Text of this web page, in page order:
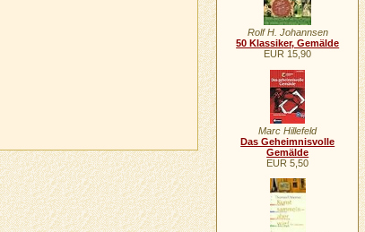
Rolf H. Johannsen
50 Klassiker, Gemälde
EUR 15,90
Marc Hillefeld
Das Geheimnisvolle
Gemälde
EUR 5,50